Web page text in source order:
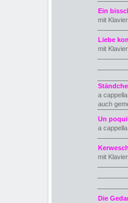
Ein
mit
Liebe
mit
a
auch
Un
a
mit
Die